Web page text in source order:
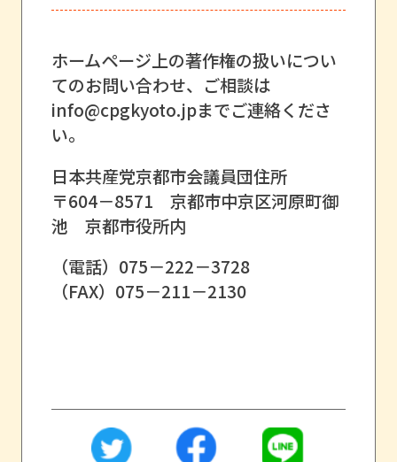
ホームページ上の著作権の扱いについ
てのお問い合わせ、ご相談は
info@cpgkyoto.jpまでご連絡くださ
い。
日本共産党京都市会議員団住所
〒604－8571 京都市中京区河原町御
池 京都市役所内
（電話）075－222－3728
（FAX）075－211－2130